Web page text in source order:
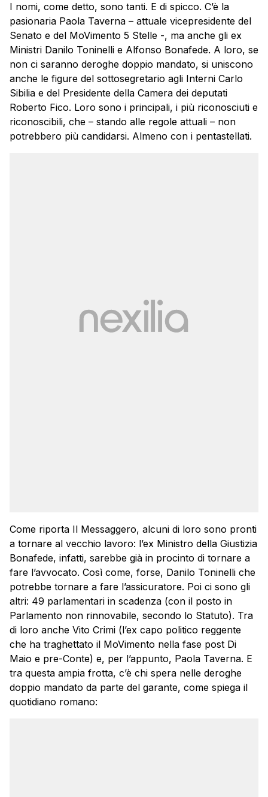
I nomi, come detto, sono tanti. E di spicco. C’è la
pasionaria Paola Taverna – attuale vicepresidente del
Senato e del MoVimento 5 Stelle -, ma anche gli ex
Ministri Danilo Toninelli e Alfonso Bonafede. A loro, se
non ci saranno deroghe doppio mandato, si uniscono
anche le figure del sottosegretario agli Interni Carlo
Sibilia e del Presidente della Camera dei deputati
Roberto Fico. Loro sono i principali, i più riconosciuti e
riconoscibili, che – stando alle regole attuali – non
potrebbero più candidarsi. Almeno con i pentastellati.
Come riporta Il Messaggero, alcuni di loro sono pronti
a tornare al vecchio lavoro: l’ex Ministro della Giustizia
Bonafede, infatti, sarebbe già in procinto di tornare a
fare l’avvocato. Così come, forse, Danilo Toninelli che
potrebbe tornare a fare l’assicuratore. Poi ci sono gli
altri: 49 parlamentari in scadenza (con il posto in
Parlamento non rinnovabile, secondo lo Statuto). Tra
di loro anche Vito Crimi (l’ex capo politico reggente
che ha traghettato il MoVimento nella fase post Di
Maio e pre-Conte) e, per l’appunto, Paola Taverna. E
tra questa ampia frotta, c’è chi spera nelle deroghe
doppio mandato da parte del garante, come spiega il
quotidiano romano: